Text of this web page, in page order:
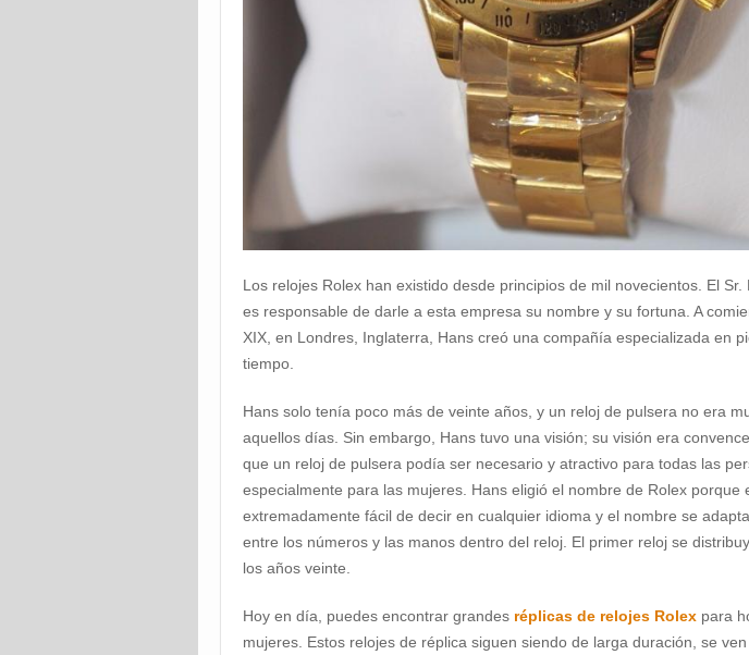
Los relojes Rolex han existido desde principios de mil novecientos. El Sr.
es responsable de darle a esta empresa su nombre y su fortuna. A
XIX, en Londres, Inglaterra, Hans creó una compañía especializada en
tiempo.
Hans solo tenía poco más de veinte años, y un reloj de pulsera no era
aquellos días. Sin embargo, Hans tuvo una visión; su visión era
que un reloj de pulsera podía ser necesario y atractivo para todas las
especialmente para las mujeres. Hans eligió el nombre de Rolex porque
extremadamente fácil de decir en cualquier idioma y el nombre se
entre los números y las manos dentro del reloj. El primer reloj se
los años veinte.
Hoy en día, puedes encontrar grandes réplicas de relojes Rolex para
mujeres. Estos relojes de réplica siguen siendo de larga duración, se